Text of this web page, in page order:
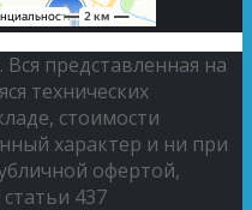
представленная на
технических
стоимости
характер и ни при
офертой,
437